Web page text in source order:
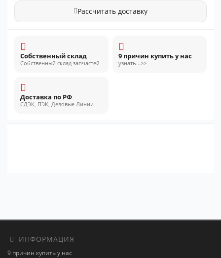
Рассчитать доставку
Собственный склад
Собственный склад запчастей
9 причин купить у нас
узнать...>>
Доставка по РФ
СДЭК, ПЭК, Деловые Линии
ИНФОРМАЦИЯ
9 причин купить у нас